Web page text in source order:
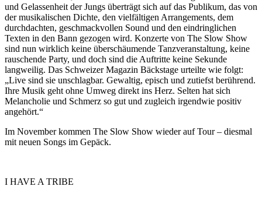
und Gelassenheit der Jungs überträgt sich auf das Publikum, das von
der musikalischen Dichte, den vielfältigen Arrangements, dem
durchdachten, geschmackvollen Sound und den eindringlichen
Texten in den Bann gezogen wird. Konzerte von The Slow Show
sind nun wirklich keine überschäumende Tanzveranstaltung, keine
rauschende Party, und doch sind die Auftritte keine Sekunde
langweilig. Das Schweizer Magazin Bäckstage urteilte wie folgt:
„Live sind sie unschlagbar. Gewaltig, episch und zutiefst berührend.
Ihre Musik geht ohne Umweg direkt ins Herz. Selten hat sich
Melancholie und Schmerz so gut und zugleich irgendwie positiv
angehört.“
Im November kommen The Slow Show wieder auf Tour – diesmal
mit neuen Songs im Gepäck.
I HAVE A TRIBE